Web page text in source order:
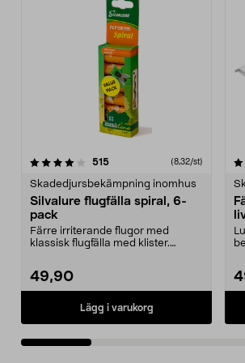
515recensioner (8,32/st)
Skadedjursbekämpning inomhus
Silvalure flugfälla spiral, 6-
pack
Färre irriterande flugor med
klassisk flugfälla med klister.
49,90
Lägg i varukorg
3.5 av 5 stjärnor